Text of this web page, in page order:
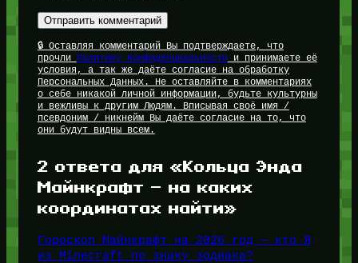
🔒 Оставляя комментарий Вы подтверждаете, что
прочли Политику Конфиденциальностии принимаете её
условия, а так же даёте согласие на обработку
Персональных Данных. Не оставляйте в комментариях
о себе никакой личной информации, будьте культурны
и вежливы к другим Людям. Вписывая своё имя /
псевдоним / никнейм Вы даёте согласие на то, что
они будут видны всем.
2 ответа для «Кольца Энда
Майнкрафт — на каких
координатах найти»
Гороскоп Майнкрафт на 2026 год — кто Я
из Minecraft по знаку зодиака?